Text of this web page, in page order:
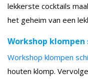
lekkerste cocktails
het geheim van een
Workshop klompen
Workshop klompen
houten klomp.